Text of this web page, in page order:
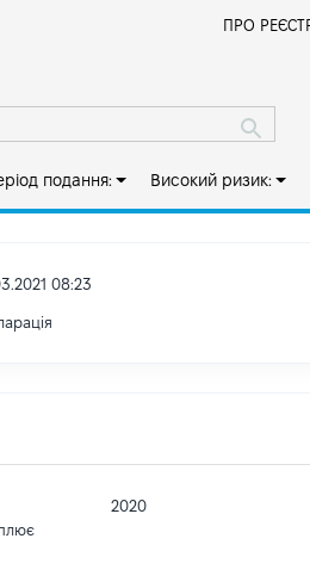
ПРО
подання: Високий ризик:
08:23
2020